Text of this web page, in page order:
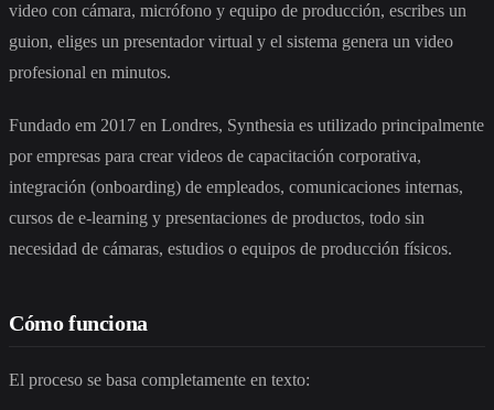
video con cámara, micrófono y equipo de producción, escribes un
guion, eliges un presentador virtual y el sistema genera un video
profesional en minutos.
Fundado em 2017 en Londres, Synthesia es utilizado principalmente
por empresas para crear videos de capacitación corporativa,
integración (onboarding) de empleados, comunicaciones internas,
cursos de e-learning y presentaciones de productos, todo sin
necesidad de cámaras, estudios o equipos de producción físicos.
Cómo funciona
El proceso se basa completamente en texto: